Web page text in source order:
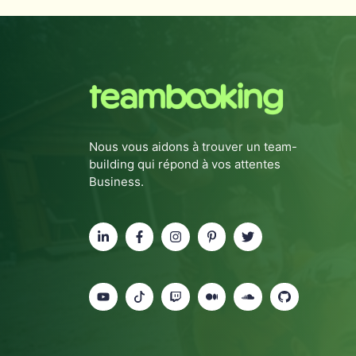
Nous vous aidons à trouver un team-
building qui répond à vos attentes
Business.